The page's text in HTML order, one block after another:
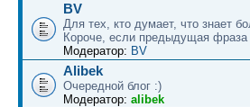
BV
Для тех, кто думает, что знает
Короче, если предыдущая
Модератор: BV
Alibek
Очередной блог :)
Модератор: alibek